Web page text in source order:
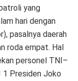
yang
hari dengan
pasalnya daerah
roda empat. Hal
personel TNI–
1 Presiden Joko